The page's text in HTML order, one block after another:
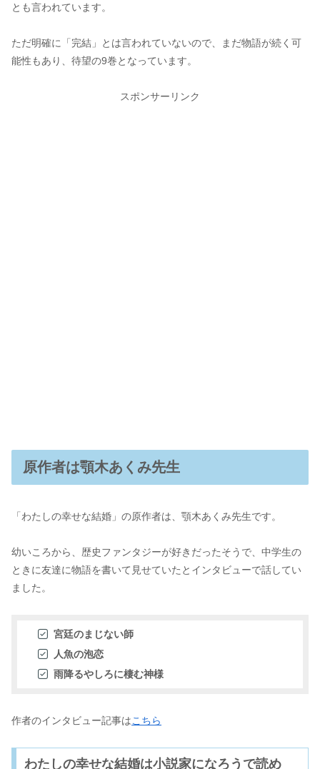
とも言われています。
ただ明確に「完結」とは言われていないので、まだ物語が続く可
能性もあり、待望の9巻となっています。
スポンサーリンク
原作者は顎木あくみ先生
「わたしの幸せな結婚」の原作者は、顎木あくみ先生です。
幼いころから、歴史ファンタジーが好きだったそうで、中学生の
ときに友達に物語を書いて見せていたとインタビューで話してい
ました。
宮廷のまじない師
人魚の泡恋
雨降るやしろに棲む神様
作者のインタビュー記事はこちら
わたしの幸せな結婚は小説家になろうで読め